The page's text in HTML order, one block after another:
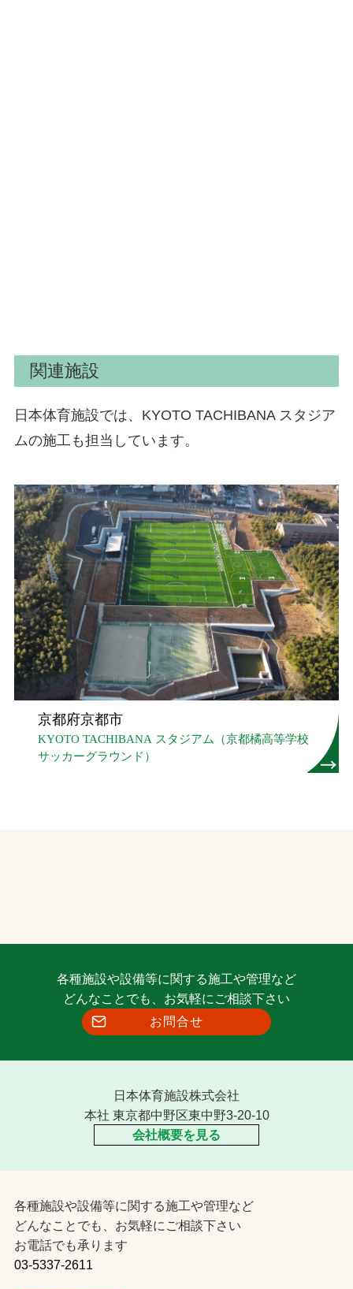
関連施設
日本体育施設では、KYOTO TACHIBANA スタジア
ムの施工も担当しています。
京都府京都市
KYOTO TACHIBANA スタジアム（京都橘高等学校
サッカーグラウンド）
各種施設や設備等に関する施工や管理など
どんなことでも、お気軽にご相談下さい
お問合せ
日本体育施設株式会社
本社 東京都中野区東中野3-20-10
会社概要を見る
各種施設や設備等に関する施工や管理など
どんなことでも、お気軽にご相談下さい
お電話でも承ります
03-5337-2611